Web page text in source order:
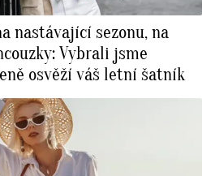
nastávající sezonu, na
Vybrali jsme
osvěží váš letní šatník